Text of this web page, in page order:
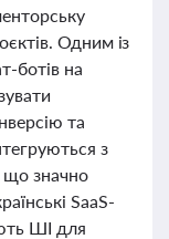
Одним із
ботів на
та
з
що значно
SaaS-
ШІ для